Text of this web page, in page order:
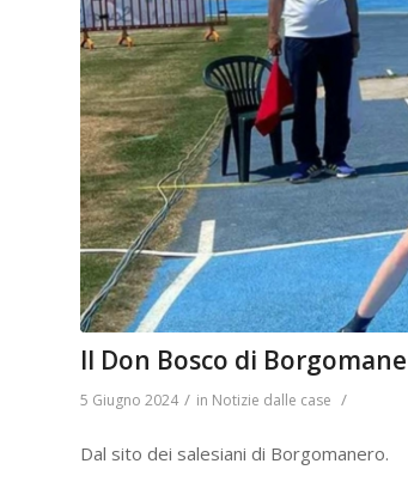
Il Don Bosco di
5 Giugno 2024 / in Notizie dalle case /
Dal sito dei salesiani di Borgomanero.